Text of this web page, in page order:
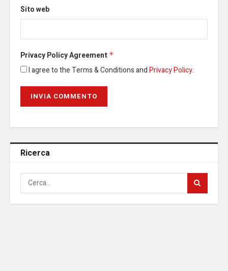
Sito web
Privacy Policy Agreement *
I agree to the Terms & Conditions andPrivacy Policy.
Ricerca